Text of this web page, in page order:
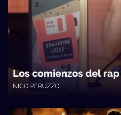
Los comienzos del
NICO PERUZZO
No Toquen Nada • 01/04/2025